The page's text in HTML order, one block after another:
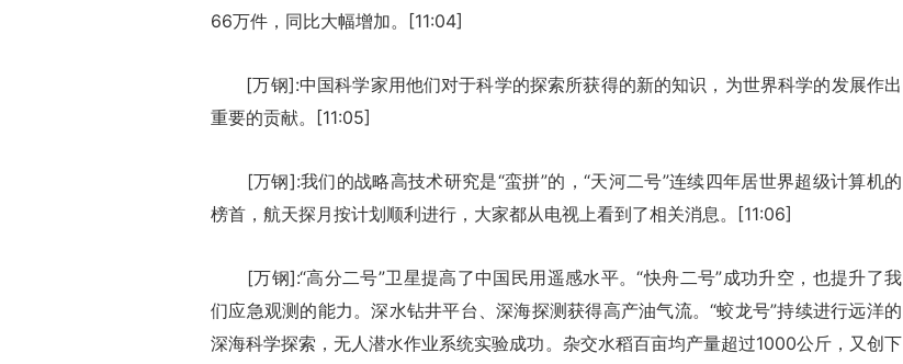
66万件，同比大幅增加。[11:04]
[万钢]:中国科学家用他们对于科学的探索所获得的新的知识，为世界科学的发展作出
重要的贡献。[11:05]
[万钢]:我们的战略高技术研究是“蛮拼”的，“天河二号”连续四年居世界超级计算机的
榜首，航天探月按计划顺利进行，大家都从电视上看到了相关消息。[11:06]
[万钢]:“高分二号”卫星提高了中国民用遥感水平。“快舟二号”成功升空，也提升了我
们应急观测的能力。深水钻井平台、深海探测获得高产油气流。“蛟龙号”持续进行远洋的
深海科学探索，无人潜水作业系统实验成功。杂交水稻百亩均产量超过1000公斤，又创下